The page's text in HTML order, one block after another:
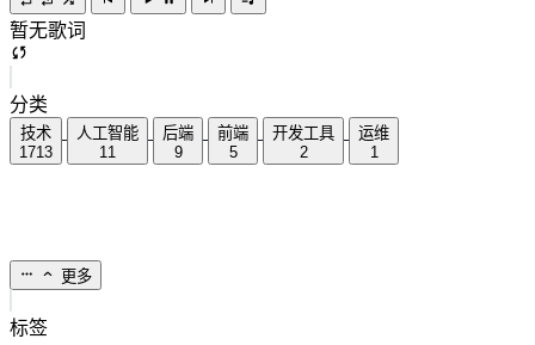
暂无歌词
分类
技术
1713
人工智能
11
后端
9
前端
5
开发工具
2
运维
1
更多
标签